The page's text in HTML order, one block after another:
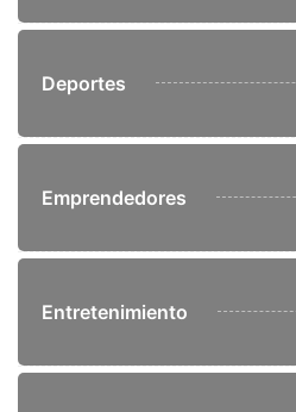
Deportes
Emprendedores
Entretenimiento